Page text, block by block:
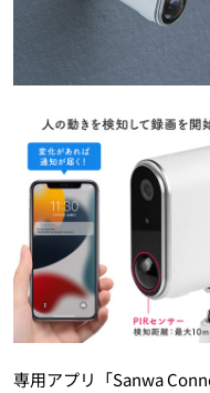
専用アプリ「Sanwa